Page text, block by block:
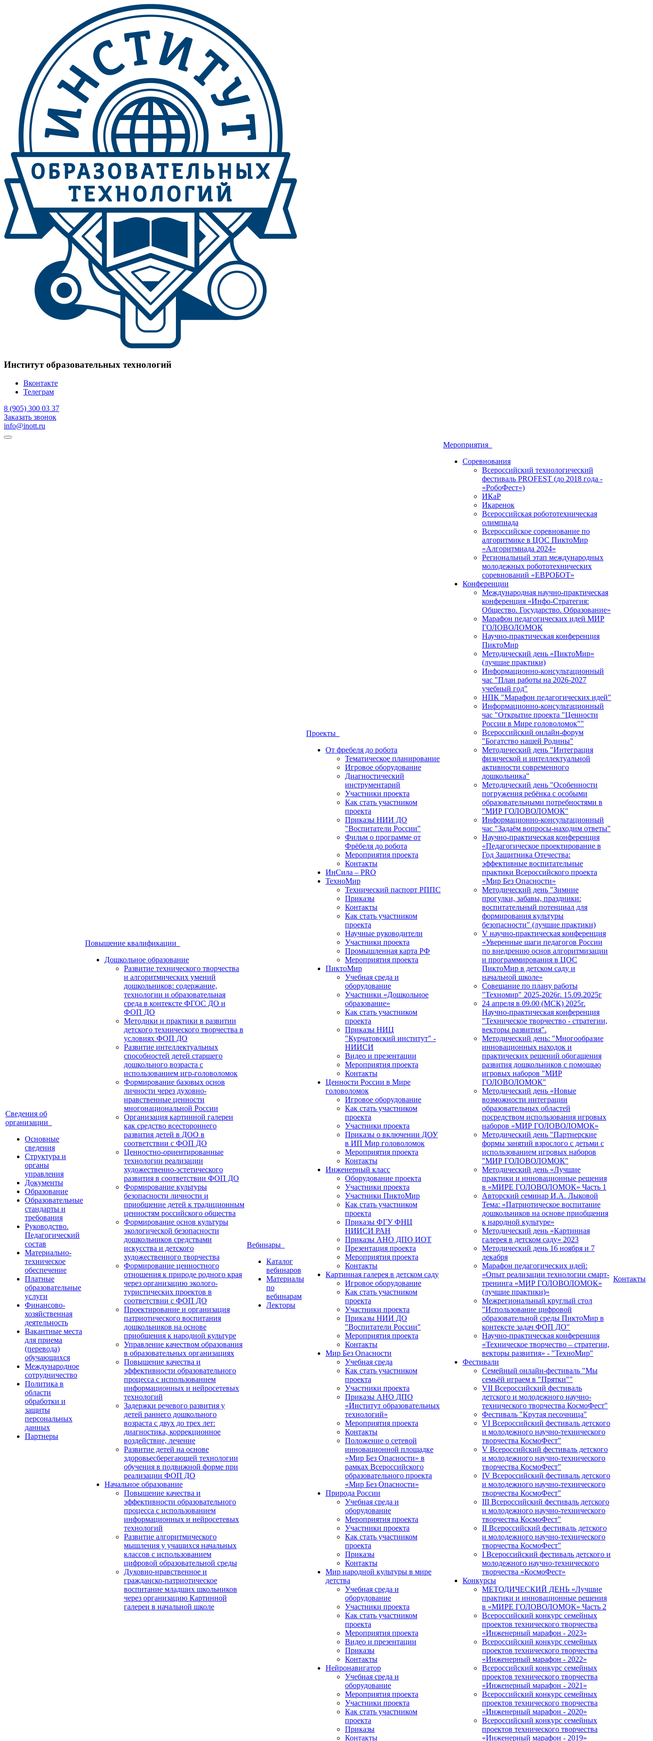
Институт образовательных технологий
Вконтакте
Телеграм
8 (905) 300 03 37
Заказать звонок
info@inott.ru
Сведения об
организации
Основные
сведения
Структура и
органы
управления
Документы
Образование
Образовательные
стандарты и
требования
Руководство.
Педагогический
состав
Материально-
техническое
обеспечение
Платные
образовательные
услуги
Финансово-
хозяйственная
деятельность
Вакантные места
для приема
(перевода)
обучающихся
Международное
сотрудничество
Политика в
области
обработки и
защиты
персональных
данных
Партнеры
Повышение квалификации
Дошкольное образование
Развитие технического творчества
и алгоритмических умений
дошкольников: содержание,
технологии и образовательная
среда в контексте ФГОС ДО и
ФОП ДО
Методики и практики в развитии
детского технического творчества в
условиях ФОП ДО
Развитие интеллектуальных
способностей детей старшего
дошкольного возраста с
использованием игр-головоломок
Формирование базовых основ
личности через духовно-
нравственные ценности
многонациональной России
Организация картинной галереи
как средство всестороннего
развития детей в ДОО в
соответствии с ФОП ДО
Ценностно-ориентированные
технологии реализации
художественно-эстетического
развития в соответствии ФОП ДО
Формирование культуры
безопасности личности и
приобщение детей к традиционным
ценностям российского общества
Формирование основ культуры
экологической безопасности
дошкольников средствами
искусства и детского
художественного творчества
Формирование ценностного
отношения к природе родного края
через организацию эколого-
туристических проектов в
соответствии с ФОП ДО
Проектирование и организация
патриотического воспитания
дошкольников на основе
приобщения к народной культуре
Управление качеством образования
в образовательных организациях
Повышение качества и
эффективности образовательного
процесса с использованием
информационных и нейросетевых
технологий
Задержки речевого развития у
детей раннего дошкольного
возраста с двух до трех лет:
диагностика, коррекционное
воздействие, лечение
Развитие детей на основе
здоровьесберегающей технологии
обучения в подвижной форме при
реализации ФОП ДО
Начальное образование
Повышение качества и
эффективности образовательного
процесса с использованием
информационных и нейросетевых
технологий
Развитие алгоритмического
мышления у учащихся начальных
классов с использованием
цифровой образовательной среды
Духовно-нравственное и
гражданско-патриотическое
воспитание младших школьников
через организацию Картинной
галереи в начальной школе
Вебинары
Каталог
вебинаров
Материалы
по
вебинарам
Лекторы
Проекты
От фребеля до робота
Тематическое планирование
Игровое оборудование
Диагностический
инструментарий
Участники проекта
Как стать участником
проекта
Приказы НИИ ДО
"Воспитатели России"
Фильм о программе от
Фрёбеля до робота
Мероприятия проекта
Контакты
ИнСила – PRO
ТехноМир
Технический паспорт РППС
Приказы
Контакты
Как стать участником
проекта
Научные руководители
Участники проекта
Промышленная карта РФ
Мероприятия проекта
ПиктоМир
Учебная среда и
оборудование
Участники «Дошкольное
образование»
Как стать участником
проекта
Приказы НИЦ
"Курчатовский институт" -
НИИСИ
Видео и презентации
Мероприятия проекта
Контакты
Ценности России в Мире
головоломок
Игровое оборудование
Как стать участником
проекта
Участники проекта
Приказы о включении ДОУ
в ИП Мир головоломок
Мероприятия проекта
Контакты
Инженерный класс
Оборудование проекта
Участники проекта
Участники ПиктоМир
Как стать участником
проекта
Приказы ФГУ ФНЦ
НИИСИ РАН
Приказы АНО ДПО ИОТ
Презентация проекта
Мероприятия проекта
Контакты
Картинная галерея в детском саду
Игровое оборудование
Как стать участником
проекта
Участники проекта
Приказы НИИ ДО
"Воспитатели России"
Мероприятия проекта
Контакты
Мир Без Опасности
Учебная среда
Как стать участником
проекта
Участники проекта
Приказы АНО ДПО
«Институт образовательных
технологий»
Мероприятия проекта
Контакты
Положение о сетевой
инновационной площадке
«Мир Без Опасности» в
рамках Всероссийского
образовательного проекта
«Мир Без Опасности»
Природа России
Учебная среда и
оборудование
Мероприятия проекта
Участники проекта
Как стать участником
проекта
Приказы
Контакты
Мир народной культуры в мире
детства
Учебная среда и
оборудование
Участники проекта
Как стать участником
проекта
Мероприятия проекта
Видео и презентации
Приказы
Контакты
Нейронавигатор
Учебная среда и
оборудование
Мероприятия проекта
Участники проекта
Как стать участником
проекта
Приказы
Контакты
Мероприятия
Соревнования
Всероссийский технологический
фестиваль PROFEST (до 2018 года -
«РобоФест»)
ИКаР
Икаренок
Всероссийская робототехническая
олимпиада
Всероссийское соревнование по
алгоритмике в ЦОС ПиктоМир
«Алгоритмиада 2024»
Региональный этап международных
молодежных робототехнических
соревнований «ЕВРОБОТ»
Конференции
Международная научно-практическая
конференция «Инфо-Стратегия:
Общество. Государство. Образование»
Марафон педагогических идей МИР
ГОЛОВОЛОМОК
Научно-практическая конференция
ПиктоМир
Методический день «ПиктоМир»
(лучшие практики)
Информационно-консультационный
час "План работы на 2026-2027
учебный год"
НПК "Марафон педагогических идей"
Информационно-консультационный
час "Открытие проекта "Ценности
России в Мире головоломок""
Всероссийский онлайн-форум
"Богатство нашей Родины"
Методический день "Интеграция
физической и интеллектуальной
активности современного
дошкольника"
Методический день "Особенности
погружения ребёнка с особыми
образовательными потребностями в
"МИР ГОЛОВОЛОМОК"
Информационно-консультационный
час "Задаём вопросы-находим ответы"
Научно-практическая конференция
«Педагогическое проектирование в
Год Защитника Отечества:
эффективные воспитательные
практики Всероссийского проекта
«Мир Без Опасности»
Методический день "Зимние
прогулки, забавы, праздники:
воспитательный потенциал для
формирования культуры
безопасности" (лучшие практики)
V научно-практическая конференция
«Уверенные шаги педагогов России
по внедрению основ алгоритмизации
и программирования в ЦОС
ПиктоМир в детском саду и
начальной школе»
Совещание по плану работы
"Техномир" 2025-2026г. 15.09.2025г
24 апреля в 09.00 (МСК) 2025г.
Научно-практическая конференция
"Техническое творчество - стратегии,
векторы развития".
Методический день: "Многообразие
инновационных находок и
практических решений обогащения
развития дошкольников с помощью
игровых наборов "МИР
ГОЛОВОЛОМОК"
Методический день «Новые
возможности интеграции
образовательных областей
посредством использования игровых
наборов «МИР ГОЛОВОЛОМОК»
Методический день "Партнерские
формы занятий взрослого с детьми с
использованием игровых наборов
"МИР ГОЛОВОЛОМОК"
Методический день «Лучшие
практики и инновационные решения
в «МИРЕ ГОЛОВОЛОМОК» Часть 1
Авторский семинар И.А. Лыковой
Тема: «Патриотическое воспитание
дошкольников на основе приобщения
к народной культуре»
Методический день «Картинная
галерея в детском саду» 2023
Методический день 16 ноября и 7
декабря
Марафон педагогических идей:
«Опыт реализации технологии смарт-
тренинга «МИР ГОЛОВОЛОМОК»
(лучшие практики)»
Межрегиональный круглый стол
"Использование цифровой
образовательной среды ПиктоМир в
контексте задач ФОП ДО"
Научно-практическая конференция
«Техническое творчество – стратегии,
векторы развития» - "ТехноМир"
Фестивали
Семейный онлайн-фестиваль "Мы
семьёй играем в "Прятки""
VII Всероссийский фестиваль
детского и молодежного научно-
технического творчества КосмоФест"
Фестиваль "Крутая песочница"
VI Всероссийский фестиваль детского
и молодежного научно-технического
творчества КосмоФест"
V Всероссийский фестиваль детского
и молодежного научно-технического
творчества КосмоФест"
IV Всероссийский фестиваль детского
и молодежного научно-технического
творчества КосмоФест"
III Всероссийский фестиваль детского
и молодежного научно-технического
творчества КосмоФест"
II Всероссийский фестиваль детского
и молодежного научно-технического
творчества КосмоФест"
I Всероссийский фестиваль детского и
молодежного научно-технического
творчества «КосмоФест»
Конкурсы
МЕТОДИЧЕСКИЙ ДЕНЬ «Лучшие
практики и инновационные решения
в «МИРЕ ГОЛОВОЛОМОК» Часть 2
Всероссийский конкурс семейных
проектов технического творчества
«Инженерный марафон - 2023»
Всероссийский конкурс семейных
проектов технического творчества
«Инженерный марафон - 2022»
Всероссийский конкурс семейных
проектов технического творчества
«Инженерный марафон - 2021»
Всероссийский конкурс семейных
проектов технического творчества
«Инженерный марафон - 2020»
Всероссийский конкурс семейных
проектов технического творчества
«Инженерный марафон - 2019»
Контакты